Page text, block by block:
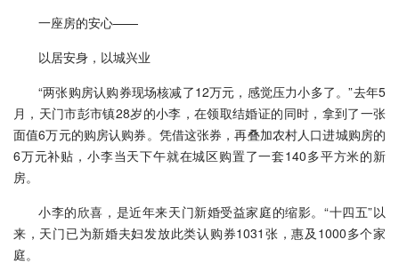
一座房的安心——
以居安身，以城兴业
“两张购房认购券现场核减了12万元，感觉压力小多了。”去年5
月，天门市彭市镇28岁的小李，在领取结婚证的同时，拿到了一张
面值6万元的购房认购券。凭借这张券，再叠加农村人口进城购房的
6万元补贴，小李当天下午就在城区购置了一套140多平方米的新
房。
小李的欣喜，是近年来天门新婚受益家庭的缩影。“十四五”以
来，天门已为新婚夫妇发放此类认购券1031张，惠及1000多个家
庭。